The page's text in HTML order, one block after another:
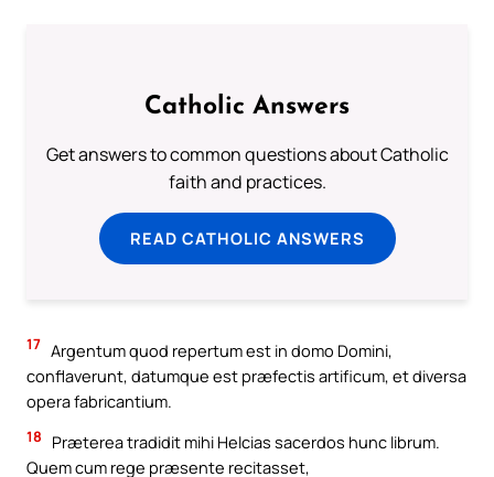
Catholic Answers
Get answers to common questions about Catholic
faith and practices.
READ CATHOLIC ANSWERS
17 Argentum quod repertum est in domo Domini,
conflaverunt, datumque est præfectis artificum, et diversa
opera fabricantium.
18
Præterea tradidit mihi Helcias sacerdos hunc librum.
Quem cum rege præsente recitasset,